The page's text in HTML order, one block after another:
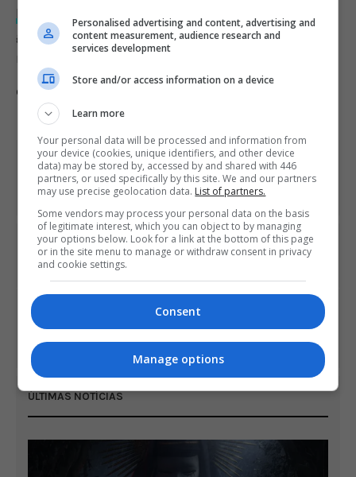
Half-Life: Alyx
gratuito para donos de um headset Valve Index,
mas custará US$ 59,99 para os demais.
Comente esta notícia no Fórum Outer Space
Share This
PREVIOUS ARTICLE
Primeiro DLC para Luigi's Mansion 3 já está disponível
NEXT ARTICLE
Organizadora da E3 está avaliando cancelamento do
evento
ÚLTIMAS NOTÍCIAS
Personalised advertising and content, advertising and
content measurement, audience research and
services development
Store and/or access information on a device
Learn more
Your personal data will be processed and information from
your device (cookies, unique identifiers, and other device
data) may be stored by, accessed by and shared with 446
partners, or used specifically by this site. We and our partners
may use precise geolocation data. List of partners.
Some vendors may process your personal data on the basis
of legitimate interest, which you can object to by managing
your options below. Look for a link at the bottom of this page
or in the site menu to manage or withdraw consent in privacy
and cookie settings.
Consent
Manage options